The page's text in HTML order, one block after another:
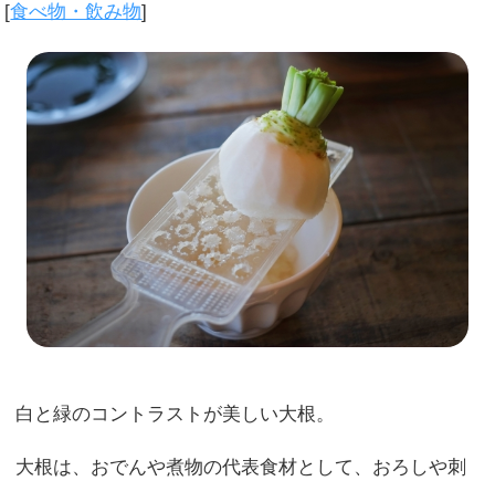
[食べ物・飲み物]
白と緑のコントラストが美しい大根。
大根は、おでんや煮物の代表食材として、おろしや刺